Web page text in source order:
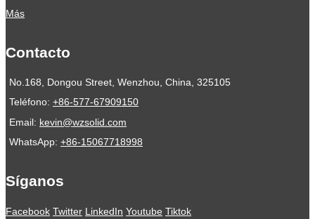
Más
Contacto
No.168, Dongou Street, Wenzhou, China, 325105
Teléfono: +86-577-67909150
Email: kevin@wzsolid.com
WhatsApp: +86-15067718998
Síganos
Facebook Twitter LinkedIn Youtube Tiktok